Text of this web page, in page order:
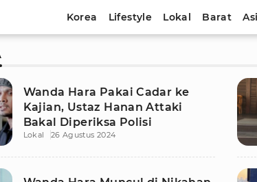
Korea Lifestyle Lokal Barat
Wanda Hara Pakai Cadar ke
Kajian, Ustaz Hanan Attaki
Bakal Diperiksa Polisi
Lokal 26 Agustus 2024